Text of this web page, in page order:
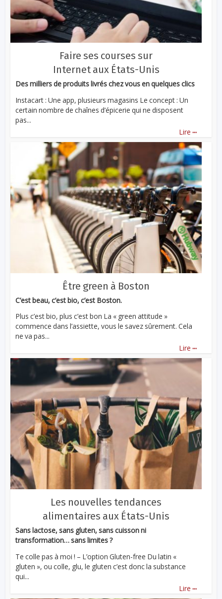
Faire ses courses sur
Internet aux États-Unis
Des milliers de produits livrés chez vous en quelques clics
Instacart : Une app, plusieurs magasins Le concept : Un
certain nombre de chaînes d’épicerie qui ne disposent
pas...
Lire ...
Être green à Boston
C’est beau, c’est bio, c’est Boston.
Plus c’est bio, plus c’est bon La « green attitude »
commence dans l’assiette, vous le savez sûrement. Cela
ne va pas...
Lire ...
Les nouvelles tendances
alimentaires aux États-Unis
Sans lactose, sans gluten, sans cuisson ni
transformation… sans limites ?
Te colle pas à moi ! – L’option Gluten-free Du latin «
gluten », ou colle, glu, le gluten c’est donc la substance
qui...
Lire ...